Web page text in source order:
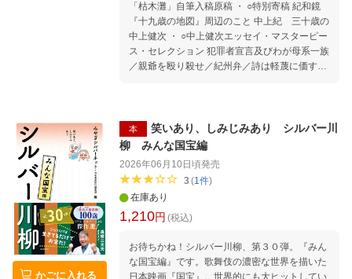
世界＊傑作選】 宮沢賢治 さいかち淵 二人の役
人 化物丁場 イギリス海岸 ・ 【特別資料】 中島
健蔵 永瀬清子 谷川徹三 …… 宮沢賢治友の会
研究座談会 昭和十五年五月二十三日 ・ 【増
補：新規書き下ろし＆特別収録】 短歌 小原奈
たべもの 長野まゆみ カムパネルラの誘惑
笠間直穂子 遠くへ ・ 【資料】宮沢賢治略
「枯木灘」自筆入稿原稿 ・ ○特別寄稿 紀和鏡
『十九歳の地図』周辺のこと 中上紀 三十歳の
中上健次 ・ ○中上健次エッセイ・マスターピー
ス・セレクション 犯罪者宣言及びわが母系一族
／親爺を殴り殺せ／紀州弁／詩は軽蔑に価する
（き）のままの子ら／〈場所〉と植物／朝未だ
き、世界中のすべてのものが…… ・ ○熊野紀行
吸 ・ ○エッセイ 星野智幸 優れた小説の核には
詩があると、 瀬戸夏子 美しい男が死んでしま
う前に 日比野コレコ 自己の血を狩りに出る
仁科斂 天皇が領らす時の果て 高山花子 一瞬
か ・ ○対談 安藤礼二×友常勉 文学とは「うつ
ほ」の革命である 中上健次の新たな可能性と
不可能性 ・ ○論考 中村隆之 南の作家 中上健
かごに入れる
本
笑いあり、しみじみあり シルバー川
柳 みんな国宝編
2026年06月10日頃発売
3(1件)
在庫あり
1,210円 (税込)
お待ちかね！シルバー川柳、第３０弾。『みん
な国宝編』です。歌舞伎の濃密な世界を描いた